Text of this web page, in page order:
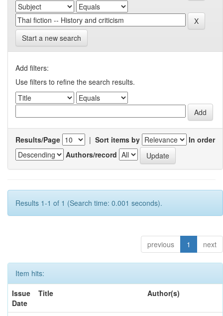
Start a new search
Add filters:
Use filters to refine the search results.
Results/Page | Sort items by
In order
Authors/record
Results 1-1 of 1 (Search time: 0.001 seconds).
previous 1 next
Item hits:
Issue
Date
Title Author(s)